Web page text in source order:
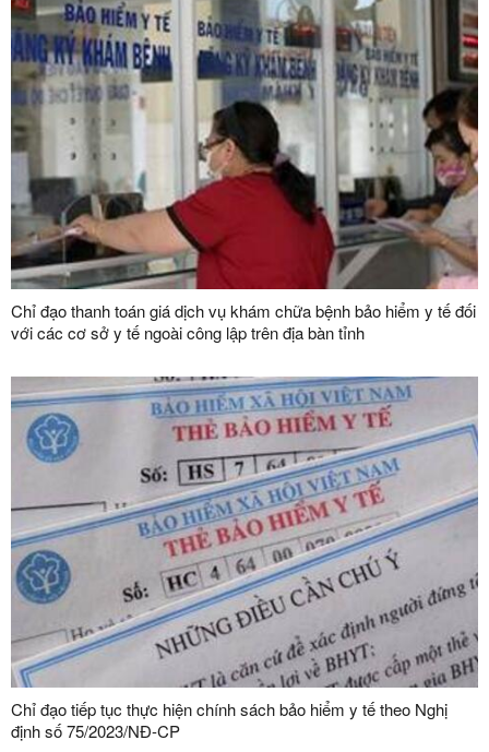
Chỉ đạo thanh toán giá dịch vụ khám chữa bệnh bảo hiểm y tế đối
với các cơ sở y tế ngoài công lập trên địa bàn tỉnh
Chỉ đạo tiếp tục thực hiện chính sách bảo hiểm y tế theo Nghị
định số 75/2023/NĐ-CP